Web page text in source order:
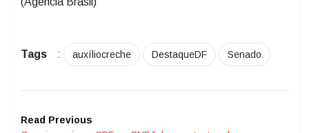
Tags : auxíliocreche DestaqueDF Senado
Read Previous